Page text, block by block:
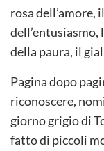
rosa dell’amore,
dell’entusiasmo,
della paura, il
Pagina dopo
riconoscere,
giorno grigio di
fatto di piccoli